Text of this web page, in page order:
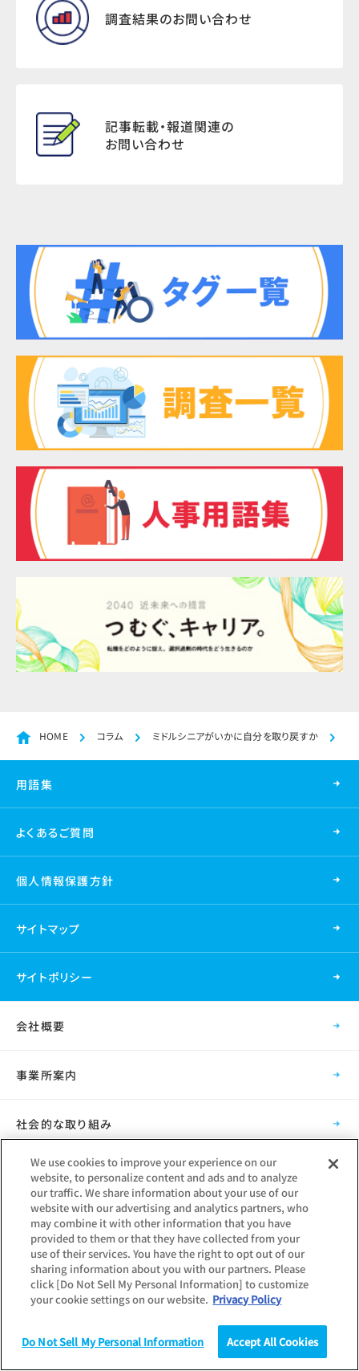
統計（データ） コラム
調査結果のお問い合わせ
記事転載・報道関連の
お問い合わせ
HOME コラム ミドルシニアがいかに自分を取り戻すか
用語集
よくあるご質問
個人情報保護方針
サイトマップ
サイトポリシー
Copyright © Mynavi Corporation
会社概要
事業所案内
社会的な取り組み
採用情報
グループ会社
We use cookies to improve your experience on our
website, to personalize content and ads and to analyze
our traffic. We share information about your use of our
website with our advertising and analytics partners, who
may combine it with other information that you have
provided to them or that they have collected from your
use of their services. You have the right to opt out of our
sharing information about you with our partners. Please
click [Do Not Sell My Personal Information] to customize
your cookie settings on our website. Privacy Policy
Do Not Sell My Personal Information Accept All Cookies